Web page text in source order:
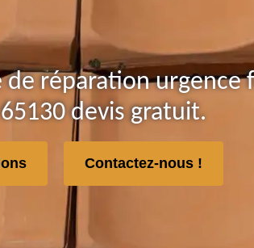
de réparation
devis gratuit.
Contactez-nous !